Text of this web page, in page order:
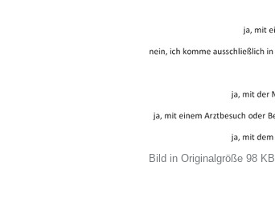
Bild in Originalgröße 98 KB